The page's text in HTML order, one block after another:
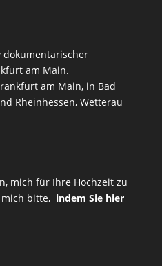
am Main.
am Main, in Bad
Rheinhessen, Wetterau
mich für Ihre Hochzeit zu
bitte, indem Sie hier